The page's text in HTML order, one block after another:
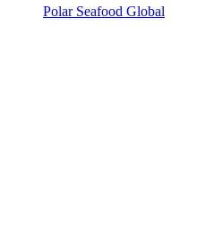
Polar Seafood Global